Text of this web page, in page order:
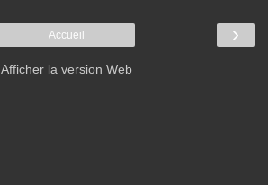
›
Accueil
Afficher la version Web